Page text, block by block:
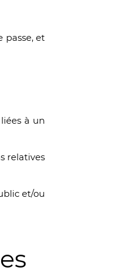
passe, et
à un
relatives
et/ou